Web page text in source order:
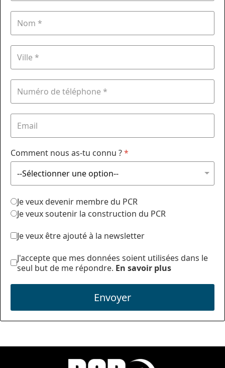
Comment nous as-tu connu ?*
Je veux devenir membre du PCR
Je veux soutenir la construction du PCR
Je veux être ajouté à la newsletter
J'accepte que mes données soient utilisées dans le
seul but de me répondre. En savoir plus
Envoyer